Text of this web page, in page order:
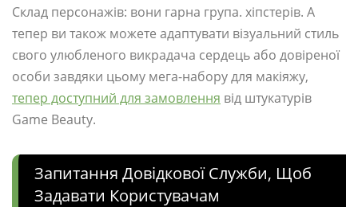
Склад персонажів: вони гарна група. хіпстерів. А
тепер ви також можете адаптувати візуальний стиль
свого улюбленого викрадача сердець або довіреної
особи завдяки цьому мега-набору для макіяжу,
тепер доступний для замовлення від штукатурів
Game Beauty.
Запитання Довідкової Служби, Щоб
Задавати Користувачам